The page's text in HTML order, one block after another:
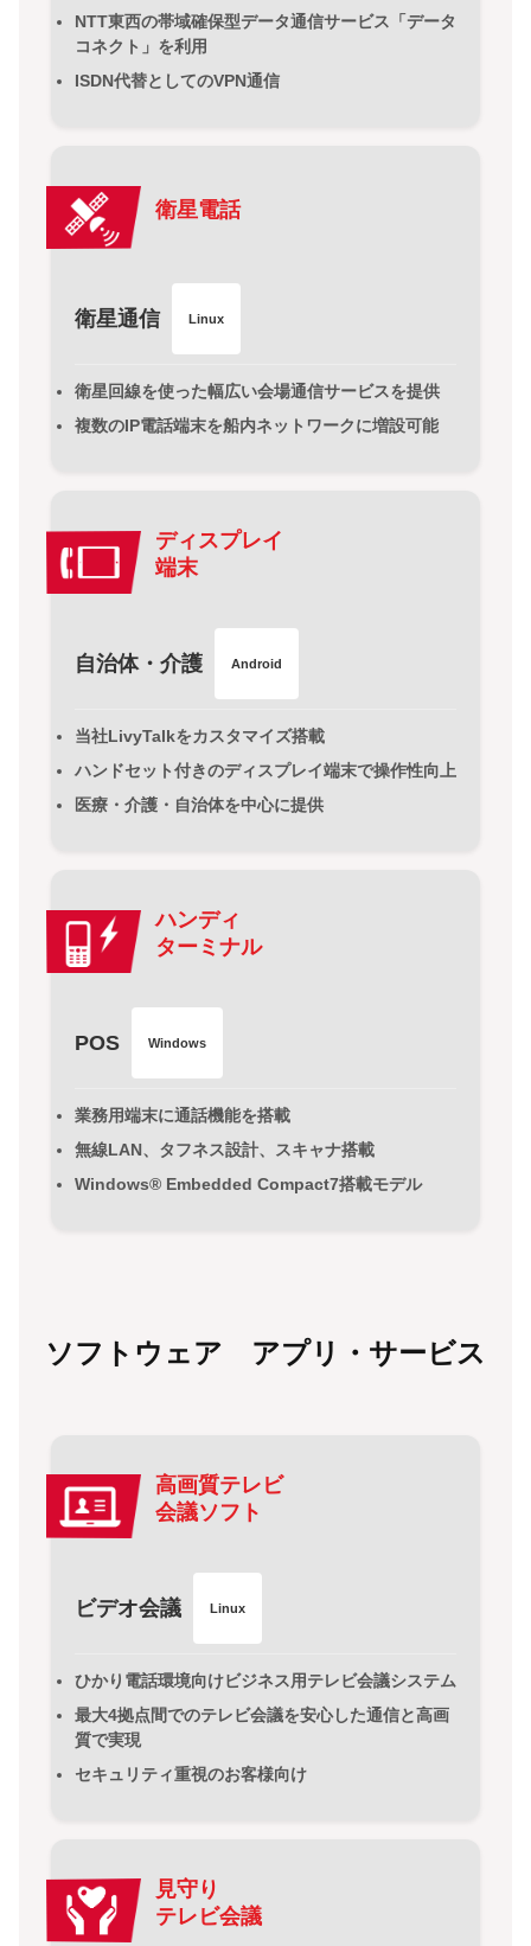
NTT東西の帯域確保型データ通信サービス「データ
コネクト」を利用
ISDN代替としてのVPN通信
衛星電話
衛星通信 Linux
衛星回線を使った幅広い会場通信サービスを提供
複数のIP電話端末を船内ネットワークに増設可能
ディスプレイ
端末
自治体・介護 Android
当社LivyTalkをカスタマイズ搭載
ハンドセット付きのディスプレイ端末で操作性向上
医療・介護・自治体を中心に提供
ハンディ
ターミナル
POS Windows
業務用端末に通話機能を搭載
無線LAN、タフネス設計、スキャナ搭載
Windows® Embedded Compact7搭載モデル
ソフトウェア アプリ・サービス
高画質テレビ
会議ソフト
ビデオ会議 Linux
ひかり電話環境向けビジネス用テレビ会議システム
最大4拠点間でのテレビ会議を安心した通信と高画
質で実現
セキュリティ重視のお客様向け
見守り
テレビ会議